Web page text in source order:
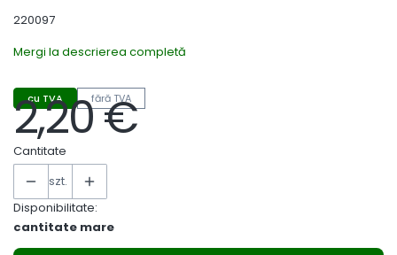
220097
Mergi la descrierea completă
cu TVA fără TVA
Preț
2,20 €
Cantitate
szt.
Disponibilitate:
cantitate mare